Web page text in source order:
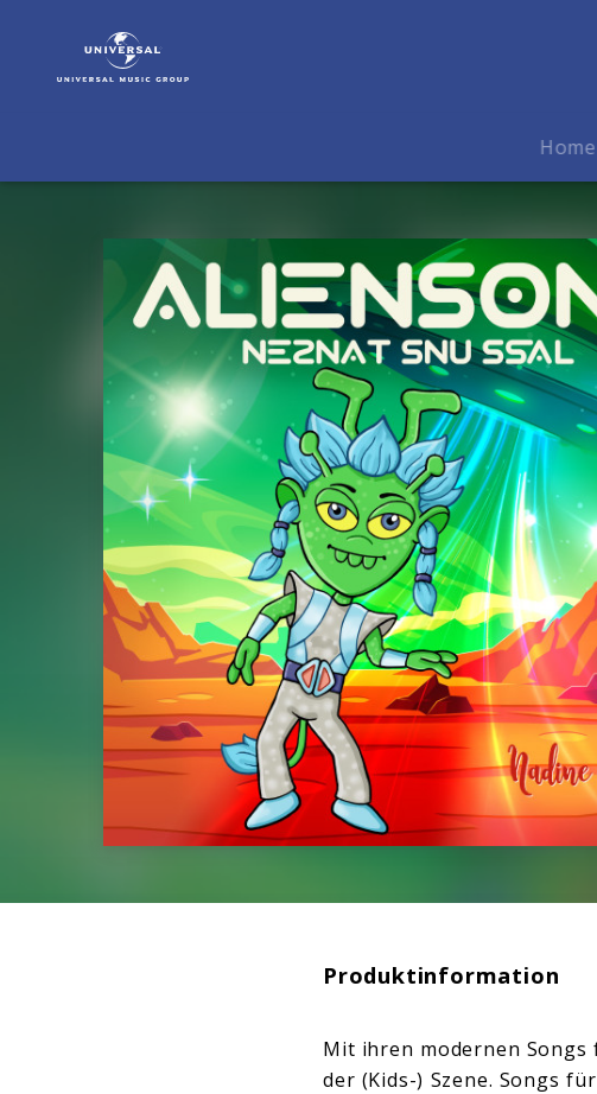
Aliensong
Home
Produktinformation
Mit ihren modernen
der (Kids-) Szene. Songs